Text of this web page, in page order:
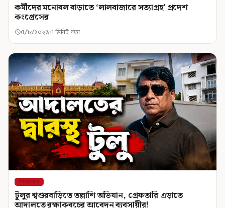
কর্মীদের মনোবল বাড়াতে ‘লালবাজারে সত্যাগ্রহ’ প্রদেশ
কংগ্রেসের
৫/৮/২০২৬ 1 মিনিট পড়া
শিরোনাম
টুলুর শ্বশুরবাড়িতে তল্লাশি অভিযান, গ্রেফতারি এড়াতে
আদালতে রক্ষাকবচের আবেদন ব্যবসায়ীর!